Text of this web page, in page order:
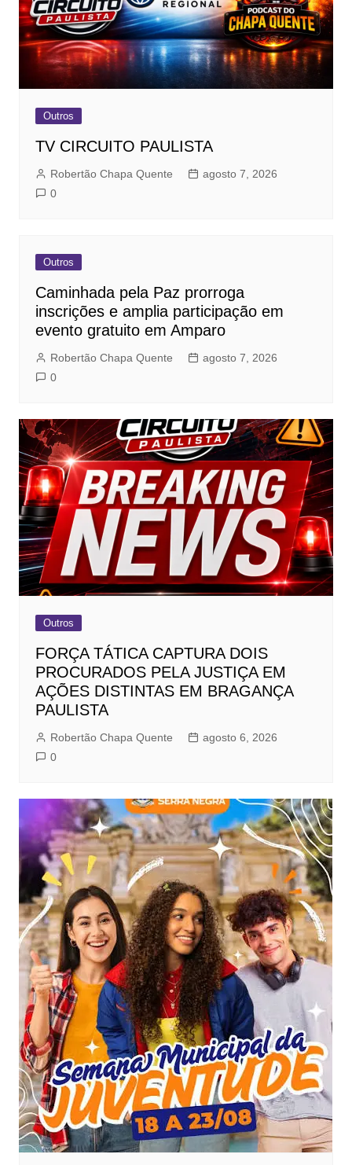
Outros
TV CIRCUITO PAULISTA
Robertão Chapa Quente
agosto 7, 2026
0
Outros
Caminhada pela Paz prorroga
inscrições e amplia participação em
evento gratuito em Amparo
Robertão Chapa Quente
agosto 7, 2026
0
Outros
FORÇA TÁTICA CAPTURA DOIS
PROCURADOS PELA JUSTIÇA EM
AÇÕES DISTINTAS EM BRAGANÇA
PAULISTA
Robertão Chapa Quente
agosto 6, 2026
0